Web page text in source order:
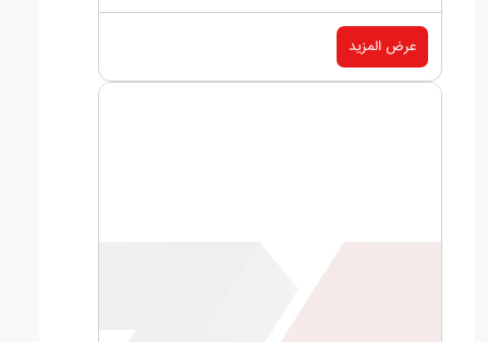
عرض المزيد